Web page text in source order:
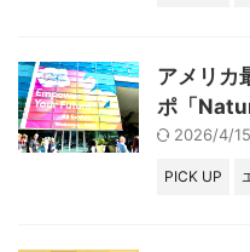
アメリカ
ポ「
2026/4/15
PICK UP